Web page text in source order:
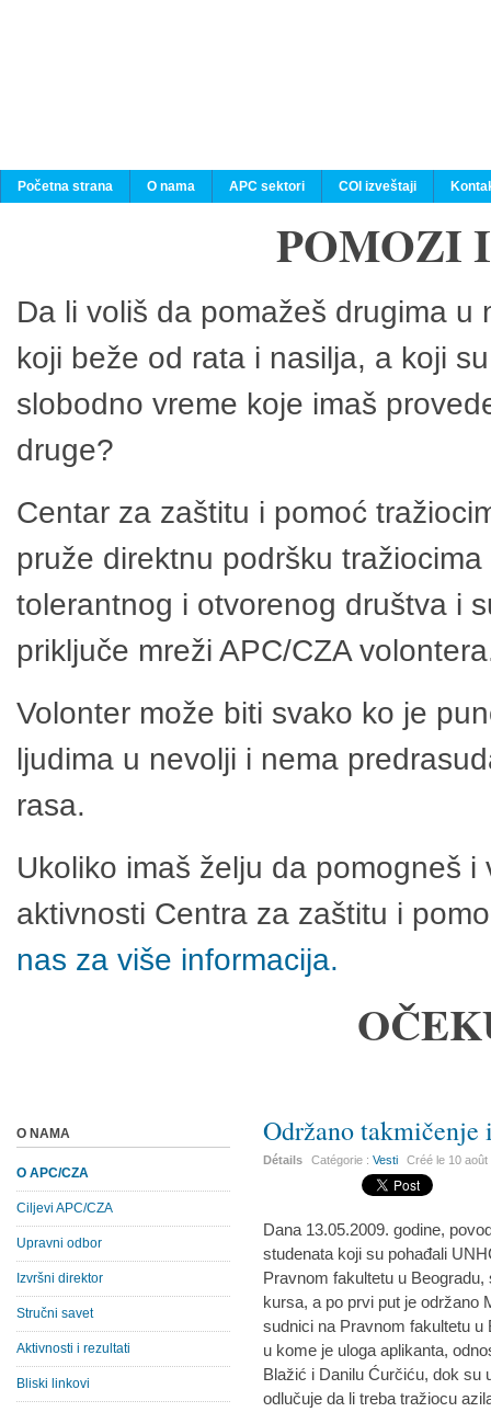
Početna strana O nama APC sektori COI izveštaji
POMOZI
Da li voliš da pomažeš drugima
koji beže od rata i nasilja, a koji
slobodno vreme koje imaš
druge?
Centar za zaštitu i pomoć
pruže direktnu podršku
tolerantnog i otvorenog društva i
priključe mreži APC/CZA
Volonter može biti svako ko je
ljudima u nevolji i nema
rasa.
Ukoliko imaš želju da pomogneš
aktivnosti Centra za zaštitu i
nas za više informacija.
Održano
Détails Catégorie :Vesti Créé le 10 août
Dana 13.05.2009. godine,
studenata koji su pohađali
Pravnom fakultetu u
kursa, a po prvi put je održano
sudnici na Pravnom fakultetu u
u kome je uloga aplikanta,
Blažić i Danilu Ćurčiću, dok su
odlučuje da li treba tražiocu
O NAMA
O APC/CZA
Ciljevi APC/CZA
Upravni odbor
Izvršni direktor
Stručni savet
Aktivnosti i rezultati
Bliski linkovi